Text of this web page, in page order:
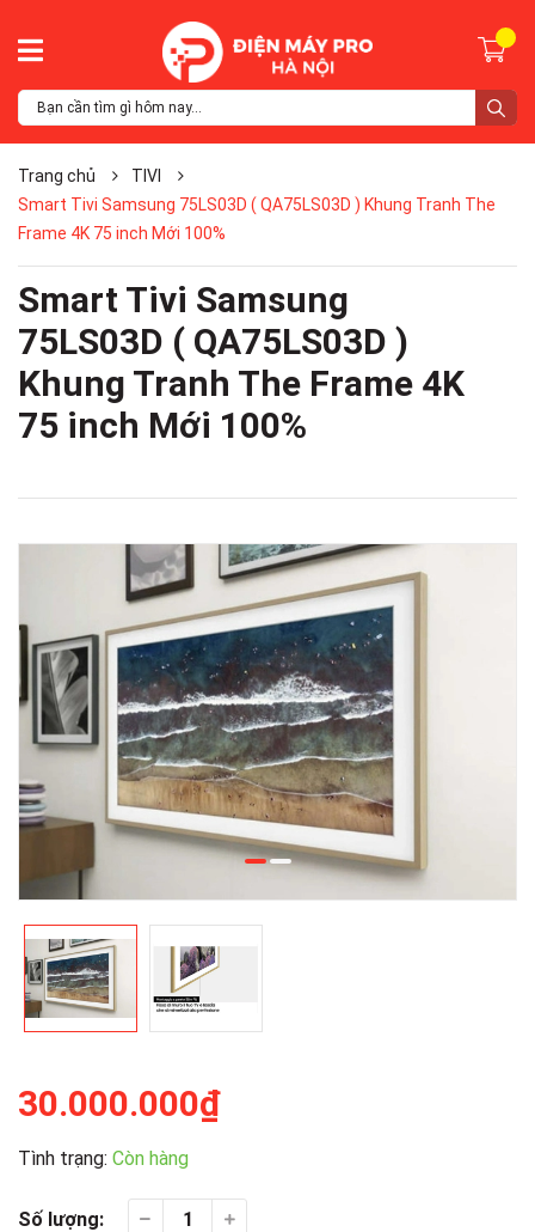
Trang chủ
TIVI
Smart Tivi Samsung 75LS03D ( QA75LS03D ) Khung Tranh The
Frame 4K 75 inch Mới 100%
Smart Tivi Samsung
75LS03D ( QA75LS03D )
Khung Tranh The Frame 4K
75 inch Mới 100%
30.000.000₫
Tình trạng: Còn hàng
Số lượng: